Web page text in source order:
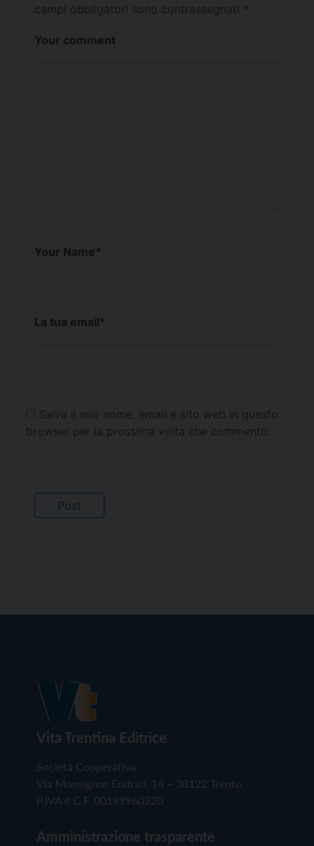
campi obbligatori sono contrassegnati *
Your comment
Your Name*
La tua email*
Salva il mio nome, email e sito web in questo
browser per la prossima volta che commento.
Vita Trentina Editrice
Società Cooperativa
Via Monsignor Endrici, 14 – 38122 Trento
P.IVA e C.F. 00199960220
Amministrazione trasparente